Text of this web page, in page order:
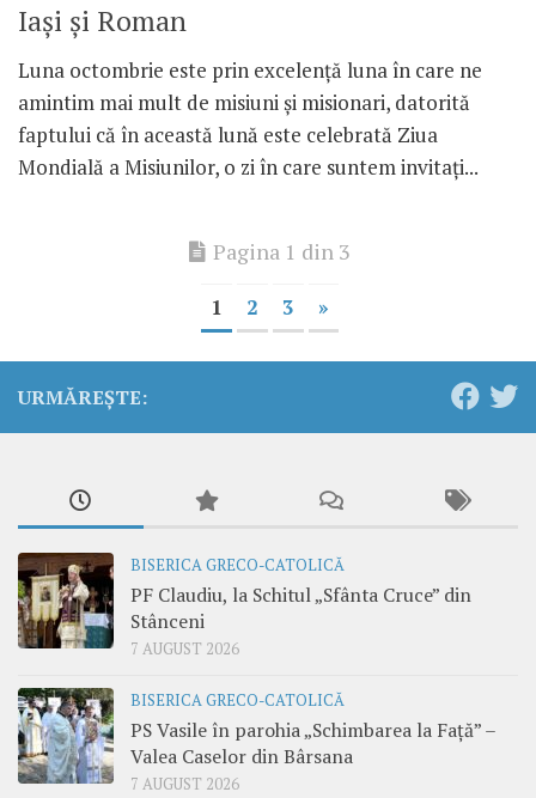
Iași și Roman
Luna octombrie este prin excelență luna în care ne
amintim mai mult de misiuni și misionari, datorită
faptului că în această lună este celebrată Ziua
Mondială a Misiunilor, o zi în care suntem invitați...
Pagina 1 din 3
1 2 3 »
URMĂREȘTE:
BISERICA GRECO-CATOLICĂ
PF Claudiu, la Schitul „Sfânta Cruce” din
Stânceni
7 AUGUST 2026
BISERICA GRECO-CATOLICĂ
PS Vasile în parohia „Schimbarea la Față” –
Valea Caselor din Bârsana
7 AUGUST 2026